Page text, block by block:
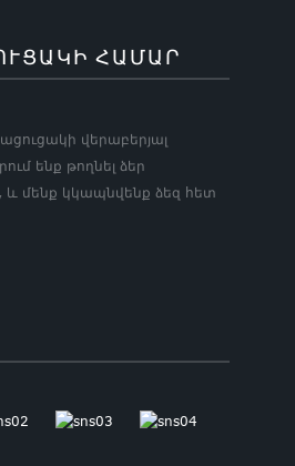
ՀԱՄԱՐ
վերաբերյալ
ենք թողնել ձեր
և մենք կկապնվենք ձեզ հետ